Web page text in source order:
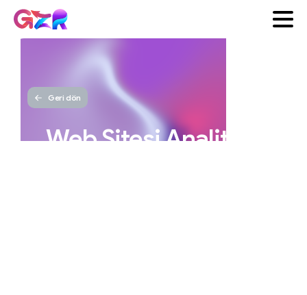
Geri dön
WebSitesiAnalitiği: